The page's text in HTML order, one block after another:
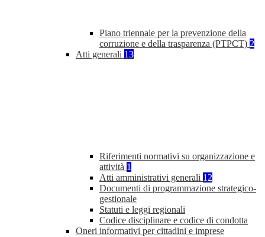
Piano triennale per la prevenzione della
corruzione e della trasparenza (PTPCT) 2
Atti generali 13
Riferimenti normativi su organizzazione e
attività 1
Atti amministrativi generali 12
Documenti di programmazione strategico-
gestionale
Statuti e leggi regionali
Codice disciplinare e codice di condotta
Oneri informativi per cittadini e imprese